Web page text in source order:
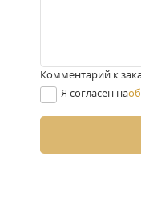
Комментарий к
Я согласен на